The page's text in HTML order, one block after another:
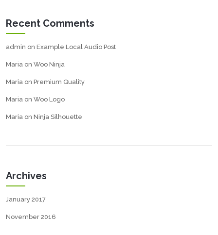
Recent Comments
admin on Example Local Audio Post
Maria on Woo Ninja
Maria on Premium Quality
Maria on Woo Logo
Maria on Ninja Silhouette
Archives
January 2017
November 2016